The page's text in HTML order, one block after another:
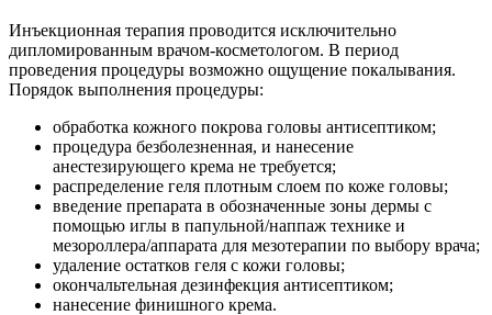
Инъекционная терапия проводится исключительно
дипломированным врачом-косметологом. В период
проведения процедуры возможно ощущение покалывания.
Порядок выполнения процедуры:
обработка кожного покрова головы антисептиком;
процедура безболезненная, и нанесение
анестезирующего крема не требуется;
распределение геля плотным слоем по коже головы;
введение препарата в обозначенные зоны дермы с
помощью иглы в папульной/наппаж технике и
мезороллера/аппарата для мезотерапии по выбору врача;
удаление остатков геля с кожи головы;
окончальтельная дезинфекция антисептиком;
нанесение финишного крема.